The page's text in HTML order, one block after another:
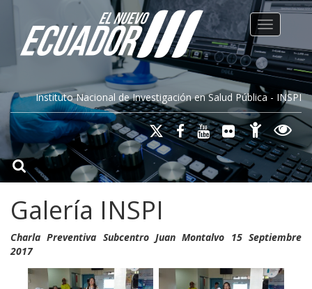
Instituto Nacional de Investigación en Salud Pública - INSPI
Toggle
Galería INSPI
Charla Preventiva Subcentro Juan Montalvo 15 Septiembre
2017